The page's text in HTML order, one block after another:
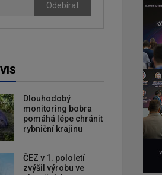
Odebírat
Dlouhodobý
monitoring bobra
pomáhá lépe chránit
rybniční krajinu
ČEZ v 1. pololetí
zvýšil výrobu ve